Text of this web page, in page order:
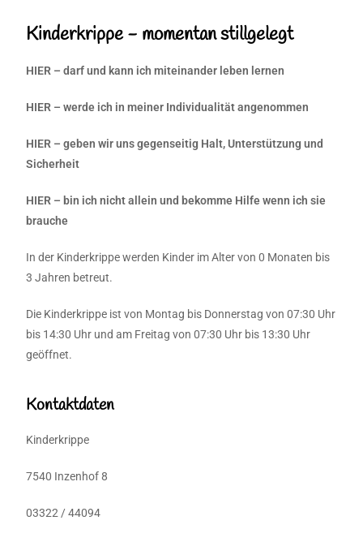
Kinderkrippe - momentan stillgelegt
HIER – darf und kann ich miteinander leben lernen
HIER – werde ich in meiner Individualität angenommen
HIER – geben wir uns gegenseitig Halt, Unterstützung und
Sicherheit
HIER – bin ich nicht allein und bekomme Hilfe wenn ich sie
brauche
In der Kinderkrippe werden Kinder im Alter von 0 Monaten bis
3 Jahren betreut.
Die Kinderkrippe ist von Montag bis Donnerstag von 07:30 Uhr
bis 14:30 Uhr und am Freitag von 07:30 Uhr bis 13:30 Uhr
geöffnet.
Kontaktdaten
Kinderkrippe
7540 Inzenhof 8
03322 / 44094